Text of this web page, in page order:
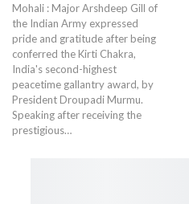
Mohali : Major Arshdeep Gill of
the Indian Army expressed
pride and gratitude after being
conferred the Kirti Chakra,
India's second-highest
peacetime gallantry award, by
President Droupadi Murmu.
Speaking after receiving the
prestigious…